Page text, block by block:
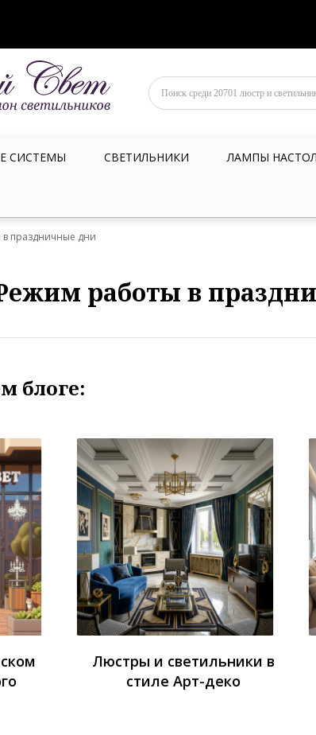
СИСТЕМЫ СВЕТИЛЬНИКИ ЛАМПЫ
праздничные дни
работы в
блоге:
Люстры и светильники в
стиле Арт-деко